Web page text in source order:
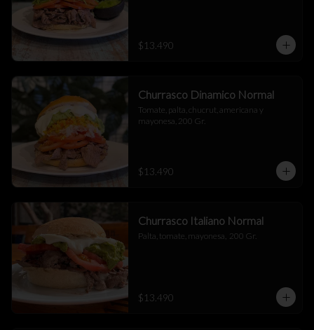
$13.490
Churrasco Dinamico Normal
Tomate, palta, chucrut, americana y
mayonesa, 200 Gr.
$13.490
Churrasco Italiano Normal
Palta, tomate, mayonesa,  200 Gr.
$13.490